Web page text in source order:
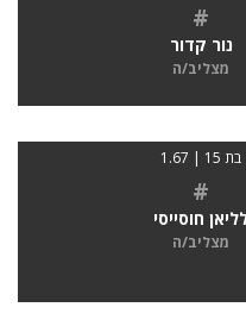
#
נור קדור
מצליב/ה
בת 15 | 1.67
#
חוסייסי
מצליב/ה